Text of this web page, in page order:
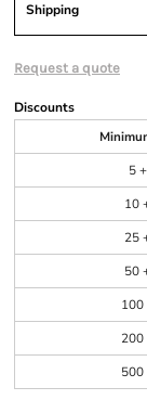
Shipping
Request a quote
Discounts
5
10
25
50
100
200
500